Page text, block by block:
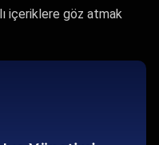
içeriklere göz atmak